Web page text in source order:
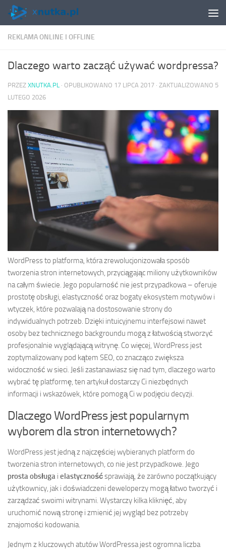
Skip to content
REKLAMA ONLINE I OFFLINE
Dlaczego warto zacząć używać wordpressa?
PRZEZ XNUTKA.PL · OPUBLIKOWANO 17 LIPCA 2017 · ZAKTUALIZOWANO 5
LUTEGO 2026
WordPress to platforma, która zrewolucjonizowała sposób
tworzenia stron internetowych, przyciągając miliony użytkowników
na całym świecie. Jego popularność nie jest przypadkowa – oferuje
prostotę obsługi, elastyczność oraz bogaty ekosystem motywów i
wtyczek, które pozwalają na dostosowanie strony do
indywidualnych potrzeb. Dzięki intuicyjnemu interfejsowi nawet
osoby bez technicznego backgroundu mogą z łatwością stworzyć
profesjonalnie wyglądającą witrynę. Co więcej, WordPress jest
zoptymalizowany pod kątem SEO, co znacząco zwiększa
widoczność w sieci. Jeśli zastanawiasz się nad tym, dlaczego warto
wybrać tę platformę, ten artykuł dostarczy Ci niezbędnych
informacji i wskazówek, które pomogą Ci w podjęciu decyzji.
Dlaczego WordPress jest popularnym
wyborem dla stron internetowych?
WordPress jest jedną z najczęściej wybieranych platform do
tworzenia stron internetowych, co nie jest przypadkowe. Jego
prosta obsługa i elastycznośćsprawiają, że zarówno początkujący
użytkownicy, jak i doświadczeni deweloperzy mogą łatwo tworzyć i
zarządzać swoimi witrynami. Wystarczy kilka kliknięć, aby
uruchomić nową stronę i zmienić jej wygląd bez potrzeby
znajomości kodowania.
Jednym z kluczowych atutów WordPressa jest ogromna liczba